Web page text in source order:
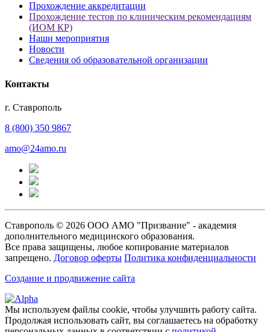
Прохождение аккредитации
Прохождение тестов по клиническим рекомендациям
(ИОМ КР)
Наши мероприятия
Новости
Сведения об образовательной организации
Контакты
г. Ставрополь
8 (800) 350 9867
amo@24amo.ru
Ставрополь © 2026 ООО АМО "Призвание" - академия
дополнительного медицинского образования.
Все права защищены, любое копирование материалов
запрещено. Договор оферты Политика конфиденциальности
Создание и продвижение сайта
Мы используем файлы cookie, чтобы улучшить работу сайта.
Продолжая использовать сайт, вы соглашаетесь на обработку